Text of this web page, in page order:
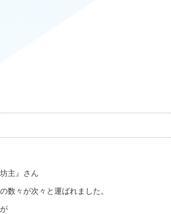
主』さん
数々が次々と運ばれました。